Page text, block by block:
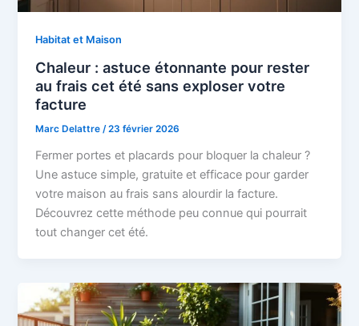
Habitat et Maison
Chaleur : astuce étonnante pour rester
au frais cet été sans exploser votre
facture
Marc Delattre /23 février 2026
Fermer portes et placards pour bloquer la chaleur ?
Une astuce simple, gratuite et efficace pour garder
votre maison au frais sans alourdir la facture.
Découvrez cette méthode peu connue qui pourrait
tout changer cet été.